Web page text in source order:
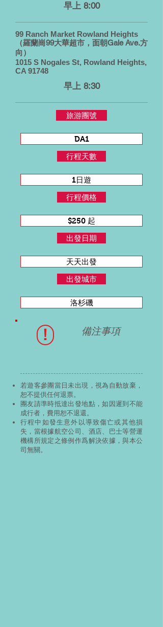
早上 8:00
99 Ranch Market Rowland Heights
（羅蘭崗99大華超市，面朝Gale Ave.方
向）
1015 S Nogales St, Rowland Heights,
CA 91748
早上 8:30
旅游團號
DA1
行程天數
1日遊
行程價格
$250 起
出發日期
天天出發
出發城市
洛杉磯
! 備注事項
若遊客參團當日未出現，視為自動放棄，
恕不提供任何退票。
團友請準時抵達出發地點，如因遲到不能
成行者，費用恕不退還。
行程中如發生意外以導致傷亡或其他損
失，當根據航空公司、酒店、巴士等營運
機構所規定之條例作爲解決依據，與本公
司無關。